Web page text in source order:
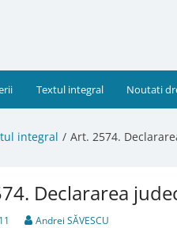
Textul integral Noutati
integral Art. 2574.
Declararea
Andrei SĂVESCU